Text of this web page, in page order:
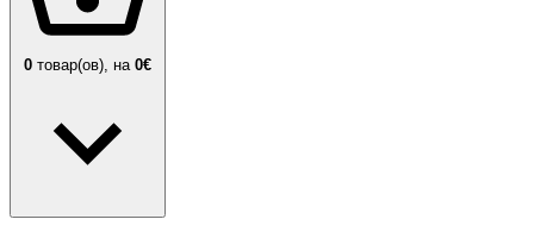
0 товар(ов), на 0€